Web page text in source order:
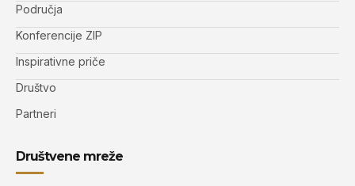
Područja
Konferencije ZIP
Inspirativne priče
Društvo
Partneri
Društvene mreže